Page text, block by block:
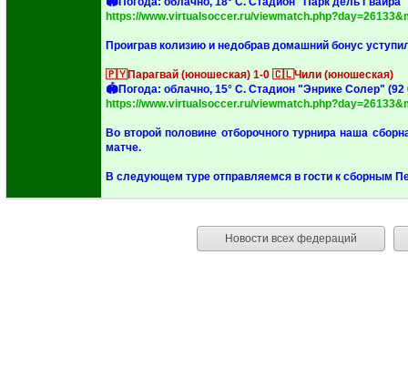
https://www.virtualsoccer.ru/
‎Проиграв колизию и недобрав домашний бонус
🇵🇾Парагвай (юношеская) 1-0 🇨🇱Чили (юношеская)
‎🏟Погода: облачно, 15° C. Стадион "Энрике Солер" (92
https://www.virtualsoccer.ru/
‎Во второй половине отборочного турнира наша
матче.
‎В следующем туре отправляемся в гости к сборным
Новости всех федераций